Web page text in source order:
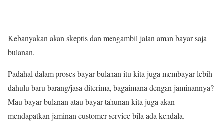
Kebanyakan akan skeptis dan mengambil jalan aman bayar saja
bulanan.
Padahal dalam proses bayar bulanan itu kita juga membayar lebih
dahulu baru barang/jasa diterima, bagaimana dengan jaminannya?
Mau bayar bulanan atau bayar tahunan kita juga akan
mendapatkan jaminan customer service bila ada kendala.